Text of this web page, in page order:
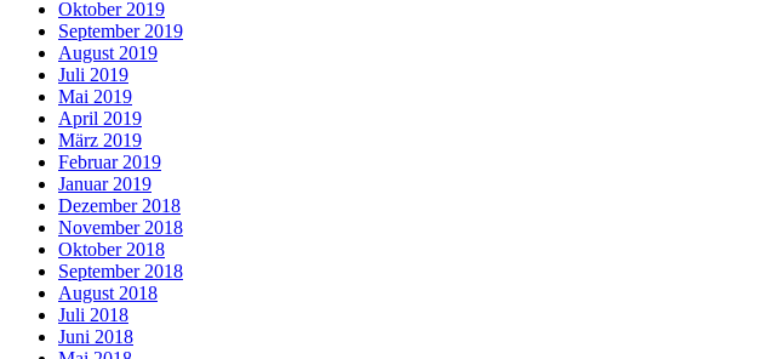
Oktober 2019
September 2019
August 2019
Juli 2019
Mai 2019
April 2019
März 2019
Februar 2019
Januar 2019
Dezember 2018
November 2018
Oktober 2018
September 2018
August 2018
Juli 2018
Juni 2018